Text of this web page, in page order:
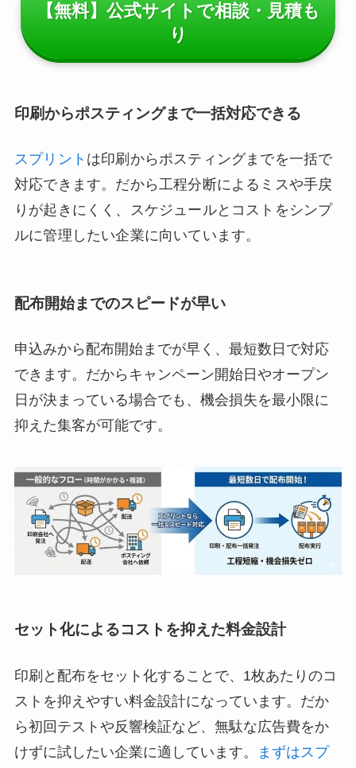
【無料】公式サイトで相談・見積も
り
印刷からポスティングまで一括対応できる
スプリント は印刷からポスティングまでを一括で
対応できます。だから工程分断によるミスや手戻
りが起きにくく、スケジュールとコストをシンプ
ルに管理したい企業に向いています。
配布開始までのスピードが早い
申込みから配布開始までが早く、最短数日で対応
できます。だからキャンペーン開始日やオープン
日が決まっている場合でも、機会損失を最小限に
抑えた集客が可能です。
セット化によるコストを抑えた料金設計
印刷と配布をセット化することで、1枚あたりのコ
ストを抑えやすい料金設計になっています。だか
ら初回テストや反響検証など、無駄な広告費をか
けずに試したい企業に適しています。
まずはスプ